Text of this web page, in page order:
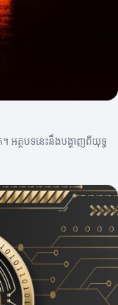
អត្ថបទនេះនឹងបង្ហាញពីយុទ្ធ